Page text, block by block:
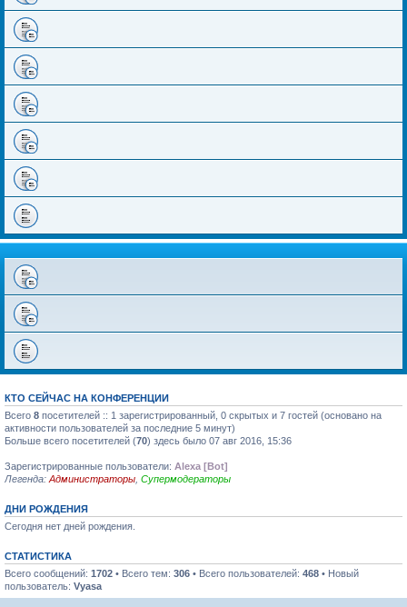
КТО СЕЙЧАС НА КОНФЕРЕНЦИИ
Всего 8 посетителей :: 1 зарегистрированный, 0 скрытых и 7 гостей (основано на
активности пользователей за последние 5 минут)
Больше всего посетителей (70) здесь было 07 авг 2016, 15:36
Зарегистрированные пользователи: Alexa [Bot]
Легенда: Администраторы Супермодераторы
ДНИ РОЖДЕНИЯ
Сегодня нет дней рождения.
СТАТИСТИКА
Всего сообщений: 1702 • Всего тем: 306 • Всего пользователей: 468 • Новый
пользователь: Vyasa